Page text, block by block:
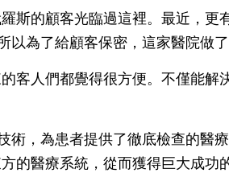
斯的顧客光臨過這裡。最近，更
為了給顧客保密，這家醫院做了
客人們都覺得很方便。不僅能解
術，為患者提供了徹底檢查的醫
的醫療系統，從而獲得巨大成功